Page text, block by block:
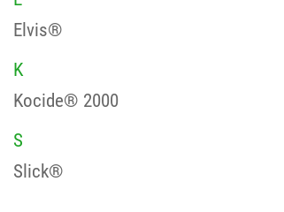
Elvis®
K
Kocide® 2000
S
Slick®